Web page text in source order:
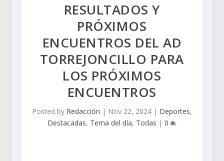
RESULTADOS Y
PRÓXIMOS
ENCUENTROS DEL AD
TORREJONCILLO PARA
LOS PRÓXIMOS
ENCUENTROS
Posted by Redacción | Nov 22, 2024| Deportes,
Destacadas, Tema del día, Todas | 0